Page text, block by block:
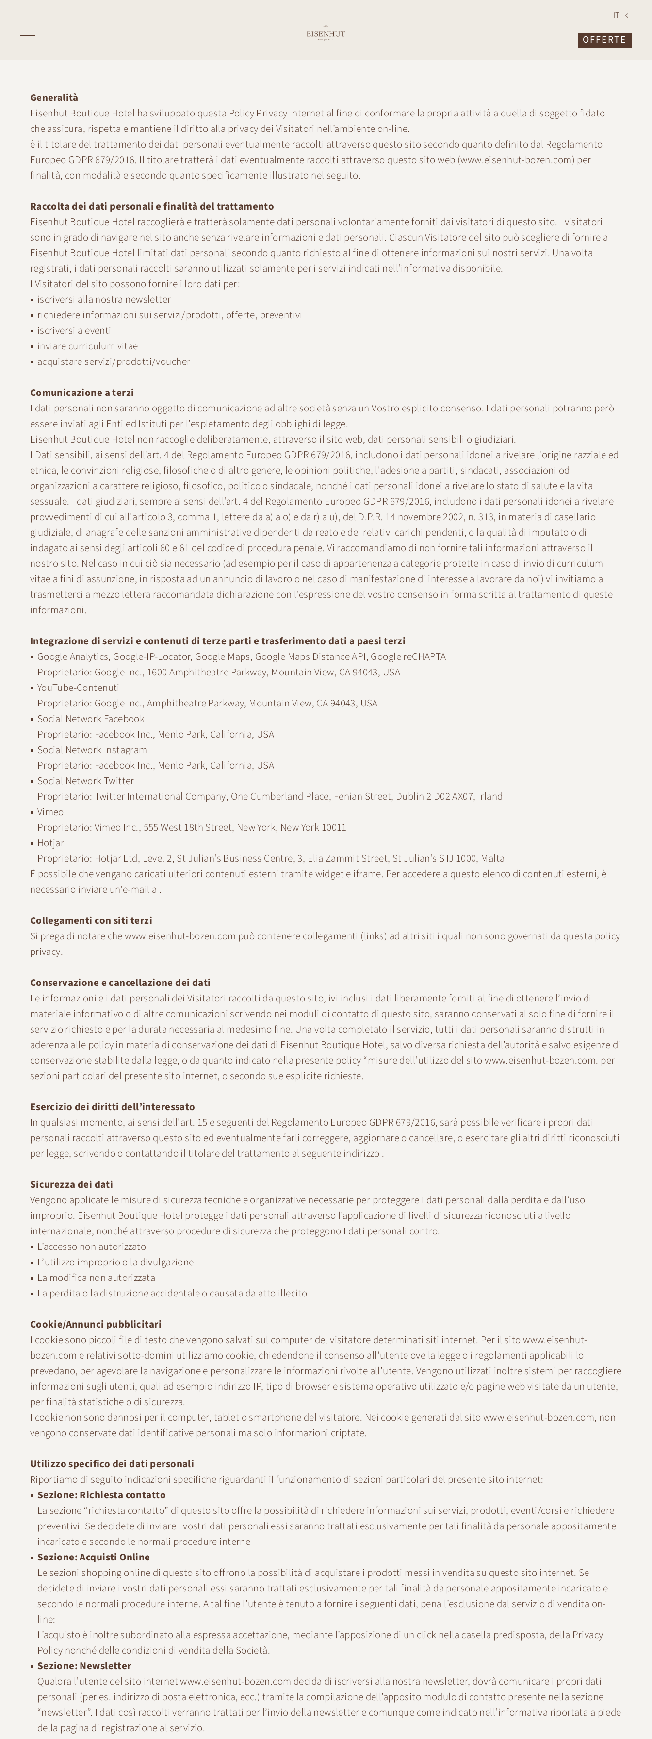
IT
OFFERTE
Generalità
Eisenhut Boutique Hotel ha sviluppato questa Policy Privacy Internet al fine di conformare la propria attività a quella di soggetto fidato
che assicura, rispetta e mantiene il diritto alla privacy dei Visitatori nell’ambiente on-line.
è il titolare del trattamento dei dati personali eventualmente raccolti attraverso questo sito secondo quanto definito dal Regolamento
Europeo GDPR 679/2016. Il titolare tratterà i dati eventualmente raccolti attraverso questo sito web (www.eisenhut-bozen.com) per
finalità, con modalità e secondo quanto specificamente illustrato nel seguito.
Raccolta dei dati personali e finalità del trattamento
Eisenhut Boutique Hotel raccoglierà e tratterà solamente dati personali volontariamente forniti dai visitatori di questo sito. I visitatori
sono in grado di navigare nel sito anche senza rivelare informazioni e dati personali. Ciascun Visitatore del sito può scegliere di fornire a
Eisenhut Boutique Hotel limitati dati personali secondo quanto richiesto al fine di ottenere informazioni sui nostri servizi. Una volta
registrati, i dati personali raccolti saranno utilizzati solamente per i servizi indicati nell’informativa disponibile.
I Visitatori del sito possono fornire i loro dati per:
iscriversi alla nostra newsletter
richiedere informazioni sui servizi/prodotti, offerte, preventivi
iscriversi a eventi
inviare curriculum vitae
acquistare servizi/prodotti/voucher
Comunicazione a terzi
I dati personali non saranno oggetto di comunicazione ad altre società senza un Vostro esplicito consenso. I dati personali potranno però
essere inviati agli Enti ed Istituti per l’espletamento degli obblighi di legge.
Eisenhut Boutique Hotel non raccoglie deliberatamente, attraverso il sito web, dati personali sensibili o giudiziari.
I Dati sensibili, ai sensi dell’art. 4 del Regolamento Europeo GDPR 679/2016, includono i dati personali idonei a rivelare l'origine razziale ed
etnica, le convinzioni religiose, filosofiche o di altro genere, le opinioni politiche, l'adesione a partiti, sindacati, associazioni od
organizzazioni a carattere religioso, filosofico, politico o sindacale, nonché i dati personali idonei a rivelare lo stato di salute e la vita
sessuale. I dati giudiziari, sempre ai sensi dell’art. 4 del Regolamento Europeo GDPR 679/2016, includono i dati personali idonei a rivelare
provvedimenti di cui all'articolo 3, comma 1, lettere da a) a o) e da r) a u), del D.P.R. 14 novembre 2002, n. 313, in materia di casellario
giudiziale, di anagrafe delle sanzioni amministrative dipendenti da reato e dei relativi carichi pendenti, o la qualità di imputato o di
indagato ai sensi degli articoli 60 e 61 del codice di procedura penale. Vi raccomandiamo di non fornire tali informazioni attraverso il
nostro sito. Nel caso in cui ciò sia necessario (ad esempio per il caso di appartenenza a categorie protette in caso di invio di curriculum
vitae a fini di assunzione, in risposta ad un annuncio di lavoro o nel caso di manifestazione di interesse a lavorare da noi) vi invitiamo a
trasmetterci a mezzo lettera raccomandata dichiarazione con l’espressione del vostro consenso in forma scritta al trattamento di queste
informazioni.
Integrazione di servizi e contenuti di terze parti e trasferimento dati a paesi terzi
Google Analytics, Google-IP-Locator, Google Maps, Google Maps Distance API, Google reCHAPTA
Proprietario: Google Inc., 1600 Amphitheatre Parkway, Mountain View, CA 94043, USA
YouTube-Contenuti
Proprietario: Google Inc., Amphitheatre Parkway, Mountain View, CA 94043, USA
Social Network Facebook
Proprietario: Facebook Inc., Menlo Park, California, USA
Social Network Instagram
Proprietario: Facebook Inc., Menlo Park, California, USA
Social Network Twitter
Proprietario: Twitter International Company, One Cumberland Place, Fenian Street, Dublin 2 D02 AX07, Irland
Vimeo
Proprietario: Vimeo Inc., 555 West 18th Street, New York, New York 10011
Hotjar
Proprietario: Hotjar Ltd, Level 2, St Julian’s Business Centre, 3, Elia Zammit Street, St Julian’s STJ 1000, Malta
È possibile che vengano caricati ulteriori contenuti esterni tramite widget e iframe. Per accedere a questo elenco di contenuti esterni, è
necessario inviare un'e-mail a .
Collegamenti con siti terzi
Si prega di notare chewww.eisenhut-bozen.com può contenere collegamenti (links) ad altri siti i quali non sono governati da questa policy
privacy.
Conservazione e cancellazione dei dati
Le informazioni e i dati personali dei Visitatori raccolti da questo sito, ivi inclusi i dati liberamente forniti al fine di ottenere l’invio di
materiale informativo o di altre comunicazioni scrivendo nei moduli di contatto di questo sito, saranno conservati al solo fine di fornire il
servizio richiesto e per la durata necessaria al medesimo fine. Una volta completato il servizio, tutti i dati personali saranno distrutti in
aderenza alle policy in materia di conservazione dei dati di Eisenhut Boutique Hotel, salvo diversa richiesta dell’autorità e salvo esigenze di
conservazione stabilite dalla legge, o da quanto indicato nella presente policy “misure dell’utilizzo del sitowww.eisenhut-bozen.com. per
sezioni particolari del presente sito internet, o secondo sue esplicite richieste.
Esercizio dei diritti dell’interessato
In qualsiasi momento, ai sensi dell'art. 15 e seguenti del Regolamento Europeo GDPR 679/2016, sarà possibile verificare i propri dati
personali raccolti attraverso questo sito ed eventualmente farli correggere, aggiornare o cancellare, o esercitare gli altri diritti riconosciuti
per legge, scrivendo o contattando il titolare del trattamento al seguente indirizzo .
Sicurezza dei dati
Vengono applicate le misure di sicurezza tecniche e organizzative necessarie per proteggere i dati personali dalla perdita e dall'uso
improprio. Eisenhut Boutique Hotel protegge i dati personali attraverso l’applicazione di livelli di sicurezza riconosciuti a livello
internazionale, nonché attraverso procedure di sicurezza che proteggono I dati personali contro:
L’accesso non autorizzato
L’utilizzo improprio o la divulgazione
La modifica non autorizzata
La perdita o la distruzione accidentale o causata da atto illecito
Cookie/Annunci pubblicitari
I cookie sono piccoli file di testo che vengono salvati sul computer del visitatore determinati siti internet. Per il sitowww.eisenhut-
bozen.com e relativi sotto-domini utilizziamo cookie, chiedendone il consenso all'utente ove la legge o i regolamenti applicabili lo
prevedano, per agevolare la navigazione e personalizzare le informazioni rivolte all’utente. Vengono utilizzati inoltre sistemi per raccogliere
informazioni sugli utenti, quali ad esempio indirizzo IP, tipo di browser e sistema operativo utilizzato e/o pagine web visitate da un utente,
per finalità statistiche o di sicurezza.
I cookie non sono dannosi per il computer, tablet o smartphone del visitatore. Nei cookie generati dal sito www.eisenhut-bozen.com, non
vengono conservate dati identificative personali ma solo informazioni criptate.
Utilizzo specifico dei dati personali
Riportiamo di seguito indicazioni specifiche riguardanti il funzionamento di sezioni particolari del presente sito internet:
Sezione: Richiesta contatto
La sezione “richiesta contatto” di questo sito offre la possibilità di richiedere informazioni sui servizi, prodotti, eventi/corsi e richiedere
preventivi. Se decidete di inviare i vostri dati personali essi saranno trattati esclusivamente per tali finalità da personale appositamente
incaricato e secondo le normali procedure interne
Sezione: Acquisti Online
Le sezioni shopping online di questo sito offrono la possibilità di acquistare i prodotti messi in vendita su questo sito internet. Se
decidete di inviare i vostri dati personali essi saranno trattati esclusivamente per tali finalità da personale appositamente incaricato e
secondo le normali procedure interne. A tal fine l’utente è tenuto a fornire i seguenti dati, pena l’esclusione dal servizio di vendita on-
line:
L’acquisto è inoltre subordinato alla espressa accettazione, mediante l’apposizione di un click nella casella predisposta, della Privacy
Policy nonché delle condizioni di vendita della Società.
Sezione: Newsletter
Qualora l’utente del sito internetwww.eisenhut-bozen.com decida di iscriversi alla nostra newsletter, dovrà comunicare i propri dati
personali (per es. indirizzo di posta elettronica, ecc.) tramite la compilazione dell’apposito modulo di contatto presente nella sezione
“newsletter”. I dati così raccolti verranno trattati per l’invio della newsletter e comunque come indicato nell’informativa riportata a piede
della pagina di registrazione al servizio.